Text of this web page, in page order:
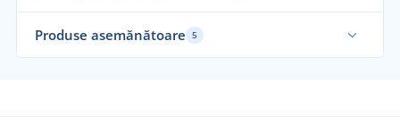
Produse asemănătoare 5